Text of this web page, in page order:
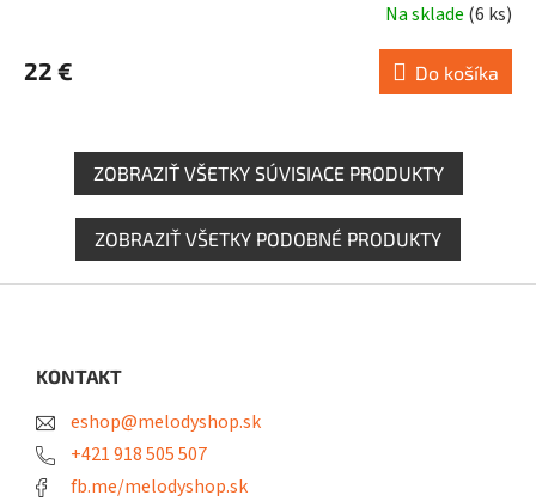
Na sklade (6 ks)
22 € Do košíka
ZOBRAZIŤ VŠETKY SÚVISIACE PRODUKTY
ZOBRAZIŤ VŠETKY PODOBNÉ PRODUKTY
KONTAKT
eshop@melodyshop.sk
+421 918 505 507
fb.me/melodyshop.sk